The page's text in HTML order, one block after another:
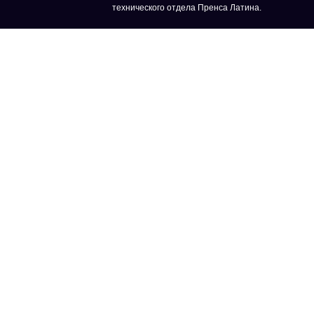
технического отдела Пренса Латина.